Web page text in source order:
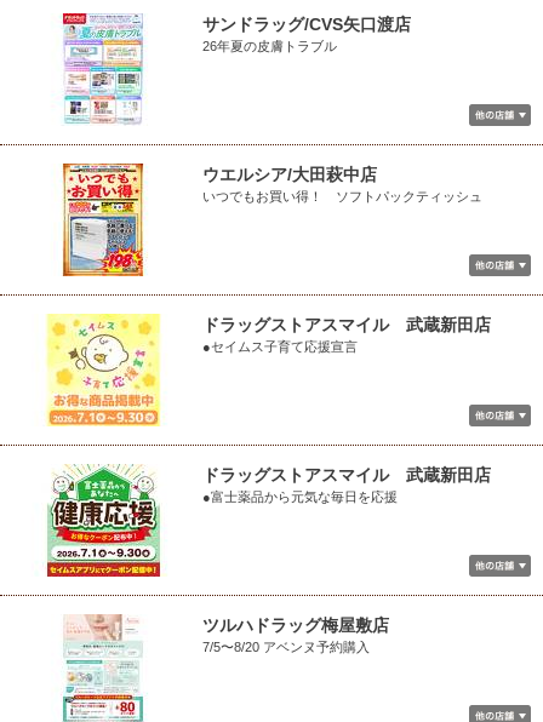
サンドラッグ/CVS矢口渡店
26年夏の皮膚トラブル
ウエルシア/大田萩中店
いつでもお買い得！ ソフトパックティッシュ
ドラッグストアスマイル 武蔵新田店
●セイムス子育て応援宣言
ドラッグストアスマイル 武蔵新田店
●富士薬品から元気な毎日を応援
ツルハドラッグ梅屋敷店
7/5〜8/20 アベンヌ予約購入